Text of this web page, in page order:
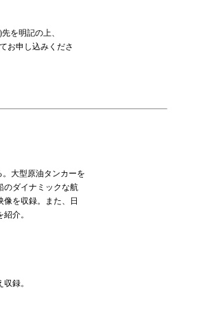
を明記の上、
お申し込みくださ
大型原油タンカーを
のダイナミックな航
像を収録。また、日
介。
録。